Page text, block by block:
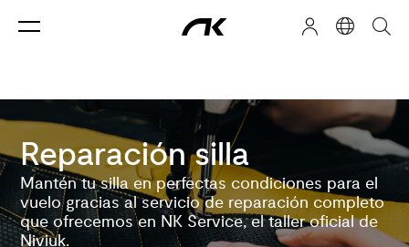
Reparación silla
Mantén tu silla en perfectas condiciones para el
vuelo gracias al servicio de reparación completo
que ofrecemos en NK Service, el taller oficial de
Niviuk.